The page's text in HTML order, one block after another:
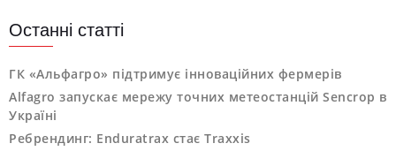
Останні статті
ГК «Альфагро» підтримує інноваційних фермерів
Alfagro запускає мережу точних метеостанцій Sencrop в
Україні
Ребрендинг: Enduratrax стає Traxxis